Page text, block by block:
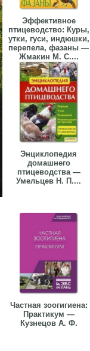
Эффективное
птицеводство: Куры,
утки, гуси, индюшки,
перепела, фазаны —
Жмакин М. С....
Энциклопедия
домашнего
птицеводства —
Умельцев Н. П....
Частная зоогигиена:
Практикум —
Кузнецов А. Ф.